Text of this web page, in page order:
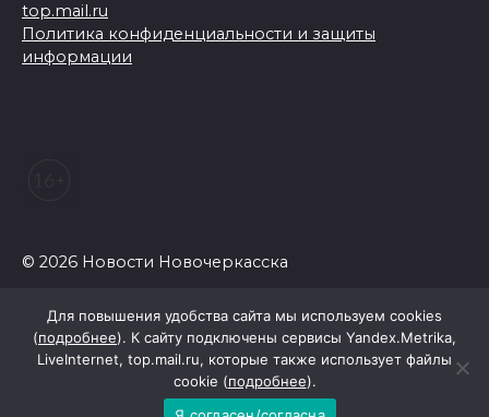
top.mail.ru
Политика конфиденциальности и защиты
информации
© 2026 Новости Новочеркасска
Для повышения удобства сайта мы используем cookies
(подробнее). К сайту подключены сервисы Yandex.Metrika,
LiveInternet, top.mail.ru, которые также использует файлы
cookie (подробнее).